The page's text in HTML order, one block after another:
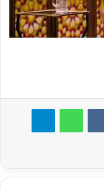
واتساب